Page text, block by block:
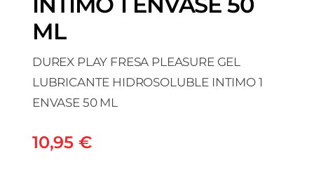
ML
DUREX PLAY FRESA PLEASURE GEL
LUBRICANTE HIDROSOLUBLE INTIMO 1
ENVASE 50 ML
10,95 €